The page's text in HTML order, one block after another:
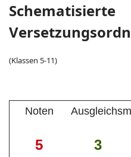
Schematisierte
(Klassen 5-11)
Noten
5 3